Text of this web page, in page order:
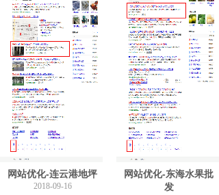
网站优化-连云港地坪
2018-09-16
网站优化-东海水果批
发